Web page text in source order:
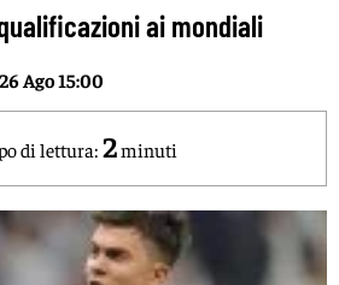
ai mondiali
26 Ago 15:00
di lettura: 2minuti